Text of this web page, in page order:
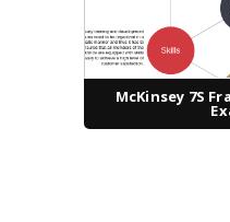
McKinsey 7S